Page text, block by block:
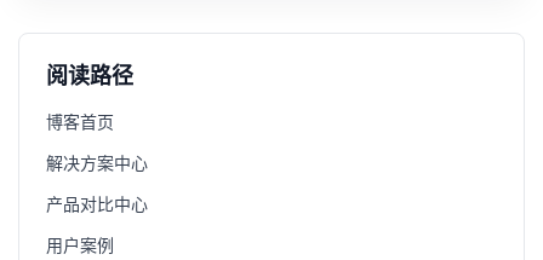
阅读路径
博客首页
解决方案中心
产品对比中心
用户案例